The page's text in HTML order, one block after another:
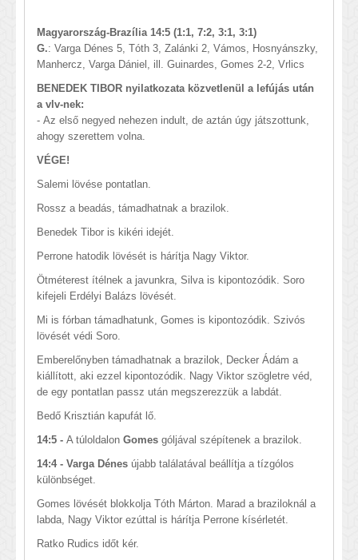
Magyarország-Brazília 14:5 (1:1, 7:2, 3:1, 3:1)
G.: Varga Dénes 5, Tóth 3, Zalánki 2, Vámos, Hosnyánszky,
Manhercz, Varga Dániel, ill. Guinardes, Gomes 2-2, Vrlics
BENEDEK TIBOR nyilatkozata közvetlenül a lefújás után
a vlv-nek:
- Az első negyed nehezen indult, de aztán úgy játszottunk,
ahogy szerettem volna.
VÉGE!
Salemi lövése pontatlan.
Rossz a beadás, támadhatnak a brazilok.
Benedek Tibor is kikéri idejét.
Perrone hatodik lövését is hárítja Nagy Viktor.
Ötméterest ítélnek a javunkra, Silva is kipontozódik. Soro
kifejeli Erdélyi Balázs lövését.
Mi is fórban támadhatunk, Gomes is kipontozódik. Szivós
lövését védi Soro.
Emberelőnyben támadhatnak a brazilok, Decker Ádám a
kiállított, aki ezzel kipontozódik. Nagy Viktor szögletre véd,
de egy pontatlan passz után megszerezzük a labdát.
Bedő Krisztián kapufát lő.
14:5 - A túloldalon Gomes góljával szépítenek a brazilok.
14:4 - Varga Dénes újabb találatával beállítja a tízgólos
különbséget.
Gomes lövését blokkolja Tóth Márton. Marad a braziloknál a
labda, Nagy Viktor ezúttal is hárítja Perrone kísérletét.
Ratko Rudics időt kér.